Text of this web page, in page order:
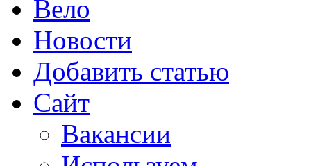
Вело
Новости
Добавить статью
Сайт
Вакансии